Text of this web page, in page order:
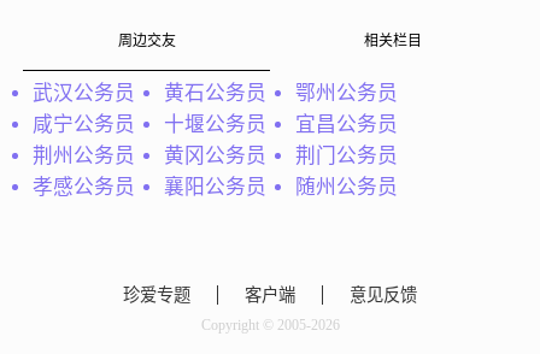
周边交友 相关栏目
武汉公务员 黄石公务员
鄂州公务员
咸宁公务员
十堰公务员
宜昌公务员
荆州公务员
黄冈公务员
荆门公务员
孝感公务员
襄阳公务员 随州公务员
珍爱专题 客户端 意见反馈
Copyright © 2005-2026